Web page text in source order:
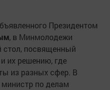
Президентом
, в Минмолодежи
стол, посвященный
их решению, где
из разных сфер. В
министр по делам